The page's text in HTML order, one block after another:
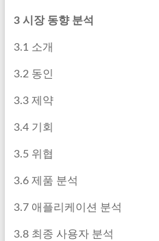
3 시장 동향 분석
3.1 소개
3.2 동인
3.3 제약
3.4 기회
3.5 위협
3.6 제품 분석
3.7 애플리케이션 분석
3.8 최종 사용자 분석